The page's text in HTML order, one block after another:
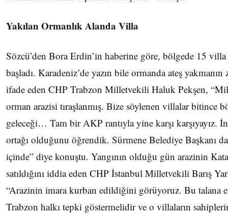
Yakılan Ormanlık Alanda Villa
Sözcü’den Bora Erdin’in haberine göre, bölgede 15
başladı. Karadeniz’de yazın bile ormanda ateş
ifade eden CHP Trabzon Milletvekili Haluk Pekşen,
orman arazisi tıraşlanmış. Bize söylenen villalar bitince
geleceği… Tam bir AKP rantıyla yine karşı karşıyayız.
ortağı olduğunu öğrendik. Sürmene Belediye Başkanı
içinde” diye konuştu. Yangının olduğu gün arazinin
satıldığını iddia eden CHP İstanbul Milletvekili Barış
“Arazinin imara kurban edildiğini görüyoruz. Bu talana
Trabzon halkı tepki göstermelidir ve o villaların